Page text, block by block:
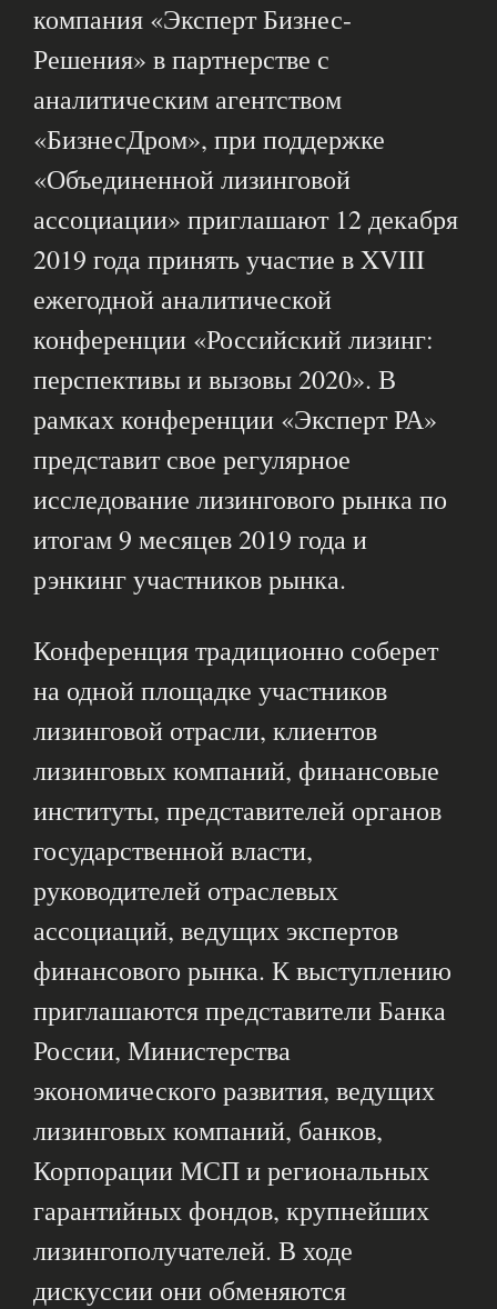
компания «Эксперт Бизнес-
Решения» в партнерстве с
аналитическим агентством
«БизнесДром», при поддержке
«Объединенной лизинговой
ассоциации» приглашают 12 декабря
2019 года принять участие в XVIII
ежегодной аналитической
конференции «Российский лизинг:
перспективы и вызовы 2020». В
рамках конференции «Эксперт РА»
представит свое регулярное
исследование лизингового рынка по
итогам 9 месяцев 2019 года и
рэнкинг участников рынка.
Конференция традиционно соберет
на одной площадке участников
лизинговой отрасли, клиентов
лизинговых компаний, финансовые
институты, представителей органов
государственной власти,
руководителей отраслевых
ассоциаций, ведущих экспертов
финансового рынка. К выступлению
приглашаются представители Банка
России, Министерства
экономического развития, ведущих
лизинговых компаний, банков,
Корпорации МСП и региональных
гарантийных фондов, крупнейших
лизингополучателей. В ходе
дискуссии они обменяются